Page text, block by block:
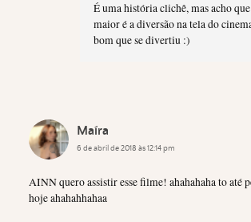
É uma história clichê, mas acho
maior é a diversão na tela do
bom que se divertiu :)
Maíra
6 de abril de 2018 às 12:14 pm
AINN quero assistir esse filme! ahahahaha to até
hoje ahahahhahaa